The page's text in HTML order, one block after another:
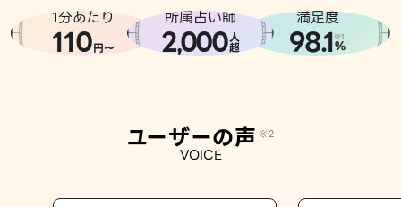
相談事例
1分あたり
110円〜
所属占い師
2,000人
超
満足度
98.1※1
%
ユーザーの声 ※2
VOICE